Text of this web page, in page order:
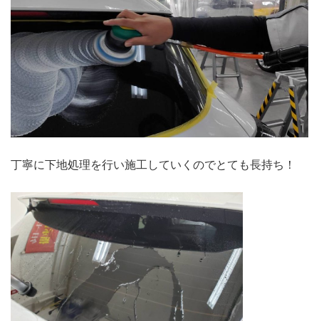
丁寧に下地処理を行い施工していくのでとても長持ち！